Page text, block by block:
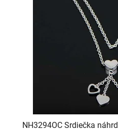
NH3294OC Srdiečka